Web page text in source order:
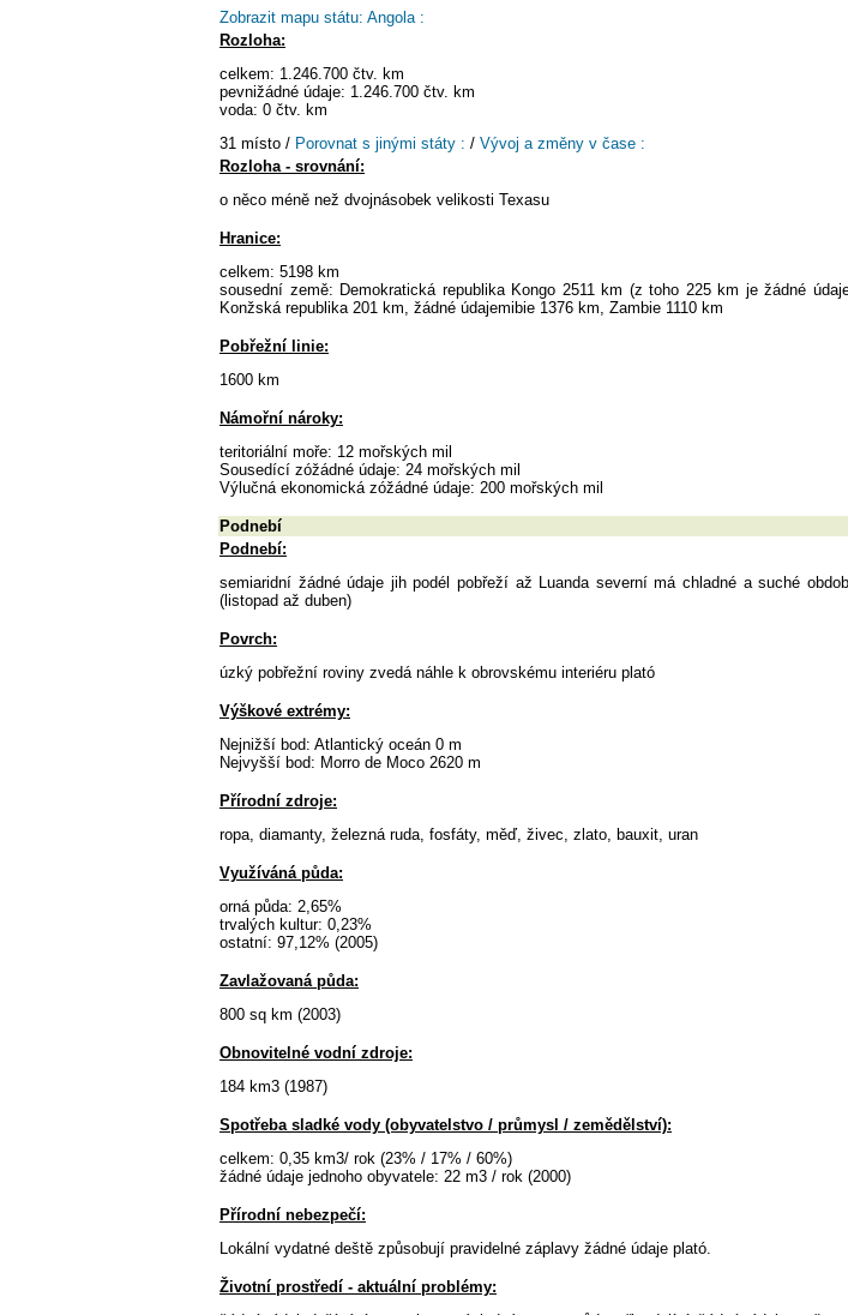
Zobrazit mapu státu: Angola :
Rozloha:
celkem: 1.246.700 čtv. km
pevnižádné údaje: 1.246.700 čtv. km
voda: 0 čtv. km
31 místo / Porovnat s jinými státy : / Vývoj a změny v čase :
Rozloha - srovnání:
o něco méně než dvojnásobek velikosti Texasu
Hranice:
celkem: 5198 km
sousední země: Demokratická republika Kongo 2511 km (z toho 225 km je žádné
Konžská republika 201 km, žádné údajemibie 1376 km, Zambie 1110 km
Pobřežní linie:
1600 km
Námořní nároky:
teritoriální moře: 12 mořských mil
Sousedící zóžádné údaje: 24 mořských mil
Výlučná ekonomická zóžádné údaje: 200 mořských mil
Podnebí
Podnebí:
semiaridní žádné údaje jih podél pobřeží až Luanda severní má chladné a suché
(listopad až duben)
Povrch:
úzký pobřežní roviny zvedá náhle k obrovskému interiéru plató
Výškové extrémy:
Nejnižší bod: Atlantický oceán 0 m
Nejvyšší bod: Morro de Moco 2620 m
Přírodní zdroje:
ropa, diamanty, železná ruda, fosfáty, měď, živec, zlato, bauxit, uran
Využíváná půda:
orná půda: 2,65%
trvalých kultur: 0,23%
ostatní: 97,12% (2005)
Zavlažovaná půda:
800 sq km (2003)
Obnovitelné vodní zdroje:
184 km3 (1987)
Spotřeba sladké vody (obyvatelstvo / průmysl / zemědělství):
celkem: 0,35 km3/ rok (23% / 17% / 60%)
žádné údaje jednoho obyvatele: 22 m3 / rok (2000)
Přírodní nebezpečí:
Lokální vydatné deště způsobují pravidelné záplavy žádné údaje plató.
Životní prostředí - aktuální problémy: